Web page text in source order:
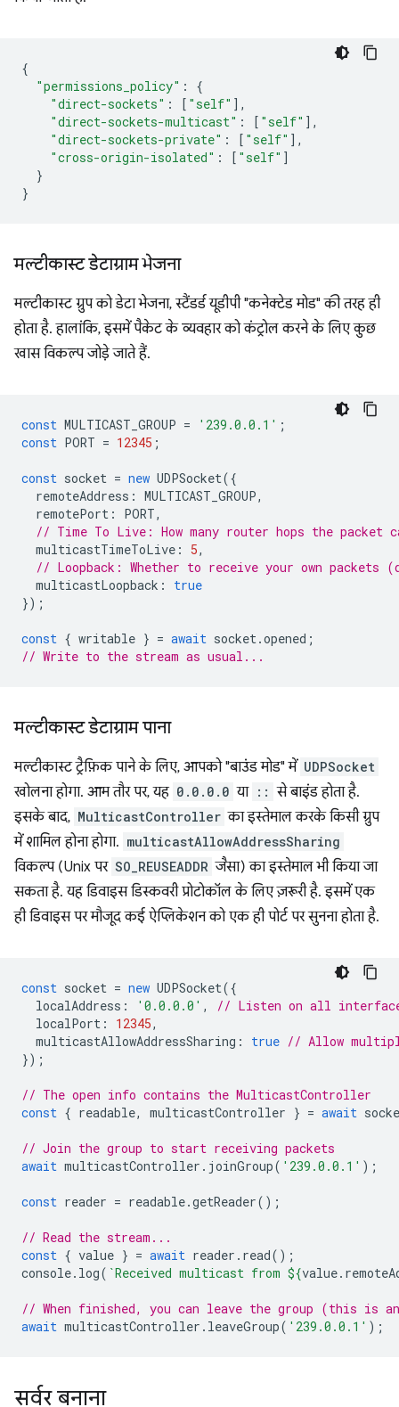
{
"permissions_policy" :
{
"direct-sockets" : [ "self" ],
"direct-sockets-multicast" : [ "self" ],
"direct-sockets-private" : [ "self" ],
"cross-origin-isolated" : [ "self" ]
}
}
मल्टीकास्ट डेटाग्राम भेजना
मल्टीकास्ट ग्रुप को डेटा भेजना, स्टैंडर्ड यूडीपी "कनेक्टेड मोड" की तरह ही
होता है. हालांकि, इसमें पैकेट के व्यवहार को कंट्रोल करने के लिए कुछ
खास विकल्प जोड़े जाते हैं.
const MULTICAST_GROUP = '239.0.0.1' ;
const PORT = 12345 ;
const socket = new UDPSocket({
remoteAddress : MULTICAST_GROUP,
remotePort : PORT,
// Time To Live: How many router hops the
multicastTimeToLive : 5,
// Loopback: Whether to receive your own
multicastLoopback :
true
});
const { writable } = await socket.opened ;
// Write to the stream as usual...
मल्टीकास्ट डेटाग्राम पाना
मल्टीकास्ट ट्रैफ़िक पाने के लिए, आपको "बाउंड मोड" में UDPSocket
खोलना होगा. आम तौर पर, यह 0.0.0.0 या :: से बाइंड होता है.
इसके बाद, MulticastController का इस्तेमाल करके किसी ग्रुप
में शामिल होना होगा. multicastAllowAddressSharing
विकल्प (Unix पर SO_REUSEADDR जैसा) का इस्तेमाल भी किया जा
सकता है. यह डिवाइस डिस्कवरी प्रोटोकॉल के लिए ज़रूरी है. इसमें एक
ही डिवाइस पर मौजूद कई ऐप्लिकेशन को एक ही पोर्ट पर सुनना होता है.
const socket = new UDPSocket({
localAddress : '0.0.0.0' ,
// Listen on all
localPort : 12345,
multicastAllowAddressSharing : true // Allow
});
// The open info contains the MulticastController
const { readable, multicastController } = await
// Join the group to start receiving packets
await multicastController . joinGroup( '239.0.0.1' );
const reader = readable.getReader();
// Read the stream...
const { value } = await reader . read();
console. log( `Received multicast from ${value.
// When finished, you can leave the group (this is
await multicastController . leaveGroup( '239.0.0.1' );
सर्वर बनाना